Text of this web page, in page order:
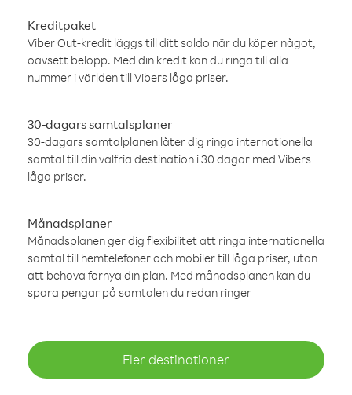
Kreditpaket
Viber Out-kredit läggs till ditt saldo när du köper något,
oavsett belopp. Med din kredit kan du ringa till alla
nummer i världen till Vibers låga priser.
30-dagars samtalsplaner
30-dagars samtalplanen låter dig ringa internationella
samtal till din valfria destination i 30 dagar med Vibers
låga priser.
Månadsplaner
Månadsplanen ger dig flexibilitet att ringa internationella
samtal till hemtelefoner och mobiler till låga priser, utan
att behöva förnya din plan. Med månadsplanen kan du
spara pengar på samtalen du redan ringer
Fler destinationer